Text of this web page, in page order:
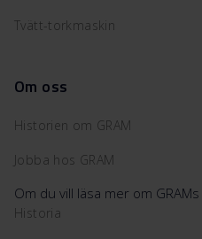
Tvätt-torkmaskin
Om oss
Historien om GRAM
Jobba hos GRAM
Om du vill läsa mer om
Historia